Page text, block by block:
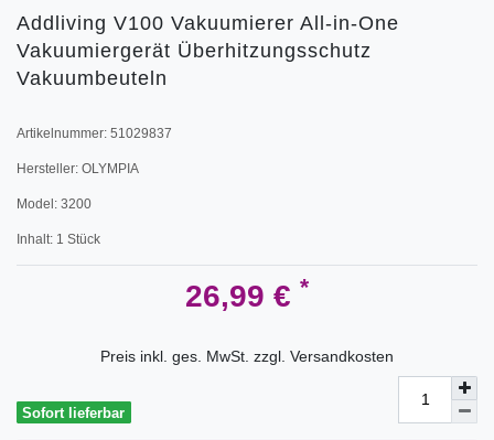
Addliving V100 Vakuumierer All-in-One
Vakuumiergerät Überhitzungsschutz
Vakuumbeuteln
Artikelnummer: 51029837
Hersteller: OLYMPIA
Model: 3200
Inhalt: 1 Stück
26,99 € *
Preis inkl. ges. MwSt. zzgl. Versandkosten
Sofort lieferbar